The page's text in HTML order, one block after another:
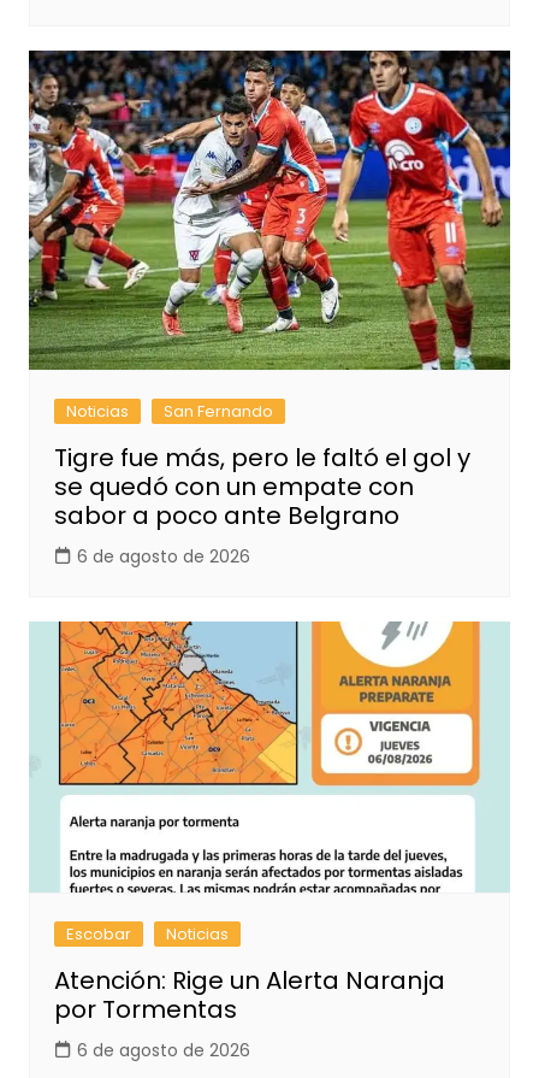
Noticias San Fernando
Tigre fue más, pero le faltó el gol y
se quedó con un empate con
sabor a poco ante Belgrano
6 de agosto de 2026
Escobar Noticias
Atención: Rige un Alerta Naranja
por Tormentas
6 de agosto de 2026